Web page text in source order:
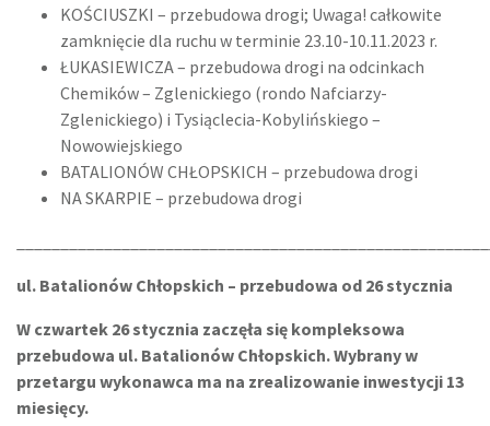
KOŚCIUSZKI – przebudowa drogi; Uwaga! całkowite
zamknięcie dla ruchu w terminie 23.10-10.11.2023 r.
ŁUKASIEWICZA – przebudowa drogi na odcinkach
Chemików – Zglenickiego (rondo Nafciarzy-
Zglenickiego) i Tysiąclecia-Kobylińskiego –
Nowowiejskiego
BATALIONÓW CHŁOPSKICH – przebudowa drogi
NA SKARPIE – przebudowa drogi
ul. Batalionów Chłopskich – przebudowa od 26 stycznia
W czwartek 26 stycznia zaczęła się kompleksowa
przebudowa ul. Batalionów Chłopskich. Wybrany w
przetargu wykonawca ma na zrealizowanie inwestycji 13
miesięcy.